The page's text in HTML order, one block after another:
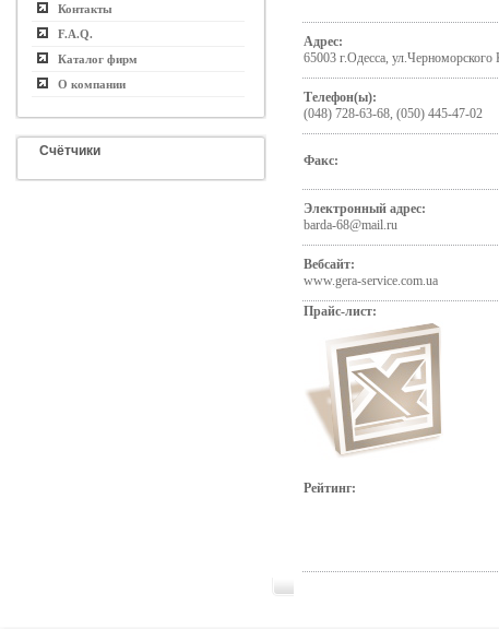
Контакты
F.A.Q.
Каталог фирм
О компании
Счётчики
Адрес:
65003 г.Одесса, ул.Черноморского
Телефон(ы):
(048) 728-63-68, (050) 445-47-02
Факс:
Электронный адрес:
barda-68@mail.ru
Вебсайт:
www.gera-service.com.ua
Прайс-лист:
Рейтинг: